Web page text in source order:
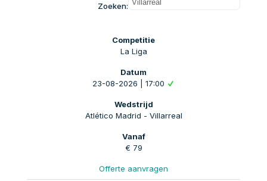
Zoeken:
La Liga
23-08-2026 | 17:00
Atlético Madrid - Villarreal
€ 79
Offerte aanvragen